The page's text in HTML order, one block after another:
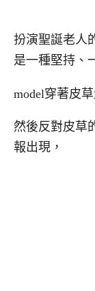
扮演聖誕老人
是一種堅持、
model穿著皮
然後反對皮草
報出現，